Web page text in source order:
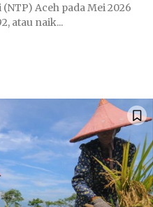
Aceh pada Mei 2026
atau naik...